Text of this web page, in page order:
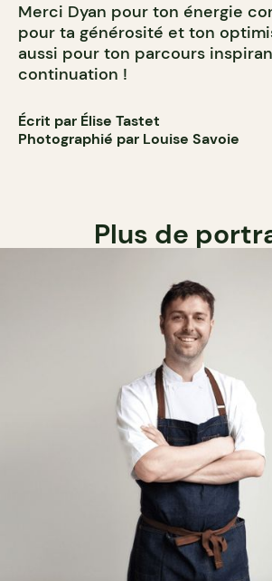
Merci Dyan pour ton énergie
pour ta générosité et ton
aussi pour ton parcours
continuation !
Écrit par Élise Tastet
Photographié par Louise Savoie
Plus de